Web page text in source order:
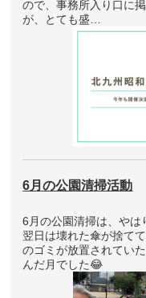
ので、事務所入り口に
が、とても盛…
6月の公園清掃活動
6月の公園清掃は、やは
翌日は壊れた傘が捨て
のゴミが放置されてい
んだ月でした😂